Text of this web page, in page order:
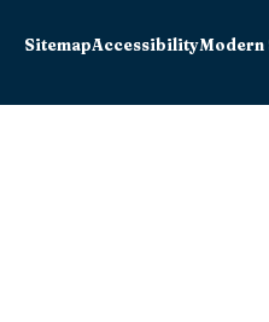
SitemapAccessibilityModern